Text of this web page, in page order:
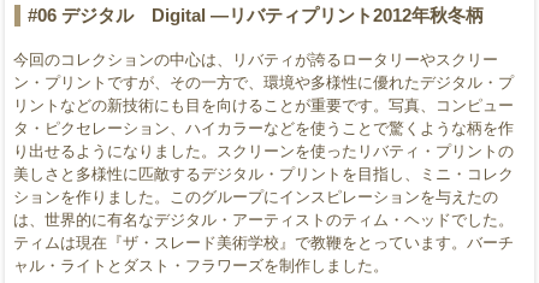
#06 デジタル Digital ―リバティプリント2012年秋冬柄
今回のコレクションの中心は、リバティが誇るロータリーやスクリー
ン・プリントですが、その一方で、環境や多様性に優れたデジタル・プ
リントなどの新技術にも目を向けることが重要です。写真、コンピュー
タ・ピクセレーション、ハイカラーなどを使うことで驚くような柄を作
り出せるようになりました。スクリーンを使ったリバティ・プリントの
美しさと多様性に匹敵するデジタル・プリントを目指し、ミニ・コレク
ションを作りました。このグループにインスピレーションを与えたの
は、世界的に有名なデジタル・アーティストのティム・ヘッドでした。
ティムは現在『ザ・スレード美術学校』で教鞭をとっています。バーチ
ャル・ライトとダスト・フラワーズを制作しました。